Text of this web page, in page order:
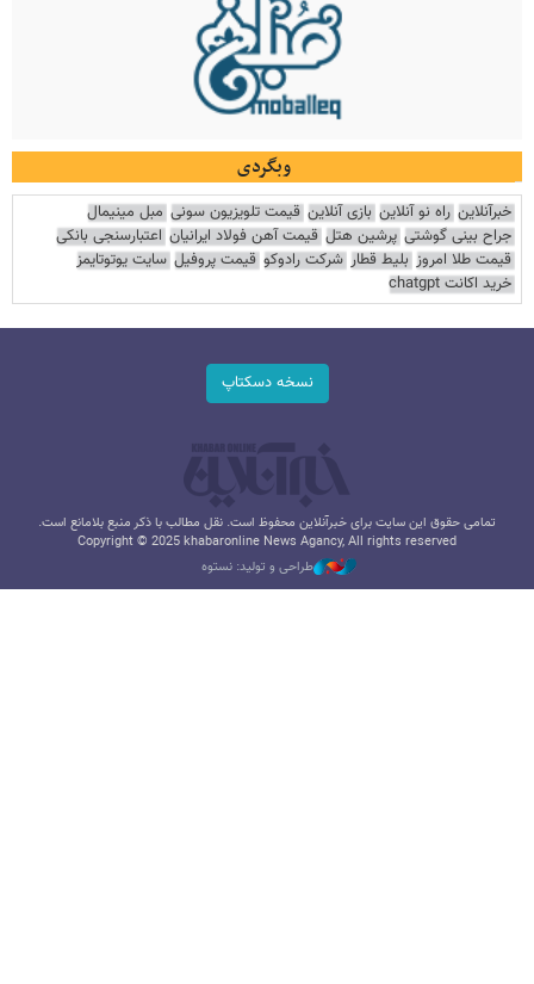
وبگردی
خبرآنلاین راه نو آنلاین بازی آنلاین قیمت تلویزیون سونی مبل مینیمال
جراح بینی گوشتی پرشین هتل قیمت آهن فولاد ایرانیان اعتبارسنجی بانکی
قیمت طلا امروز بلیط قطار شرکت رادوکو قیمت پروفیل سایت یوتوتایمز
خرید اکانت chatgpt
نسخه دسکتاپ
تمامی حقوق این سایت برای خبرآنلاین محفوظ است. نقل مطالب با ذکر منبع بلامانع است.
Copyright © 2025 khabaronline News Agancy, All rights reserved
طراحی و تولید: نستوه